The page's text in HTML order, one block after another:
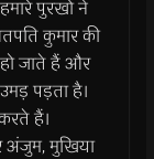
पुरखों ने
कुमार की
जाते हैं और
पड़ता है।
हैं।
अंजुम, मुखिया